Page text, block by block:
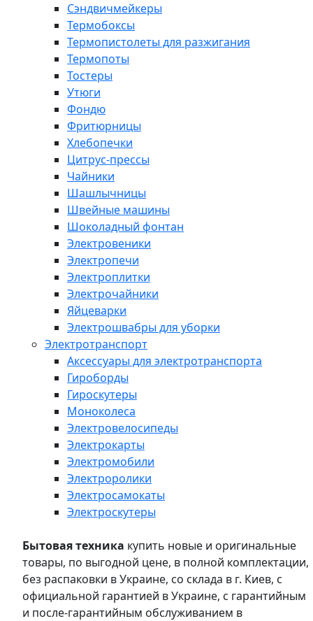
Сэндвичмейкеры
Термобоксы
Термопистолеты для разжигания
Термопоты
Тостеры
Утюги
Фондю
Фритюрницы
Хлебопечки
Цитрус-прессы
Чайники
Шашлычницы
Швейные машины
Шоколадный фонтан
Электровеники
Электропечи
Электроплитки
Электрочайники
Яйцеварки
Электрошвабры для уборки
Электротранспорт
Аксессуары для электротранспорта
Гироборды
Гироскутеры
Моноколеса
Электровелосипеды
Электрокарты
Электромобили
Электроролики
Электросамокаты
Электроскутеры
Бытовая техника купить новые и оригинальные
товары, по выгодной цене, в полной комплектации,
без распаковки в Украине, со склада в г. Киев, с
официальной гарантией в Украине, с гарантийным
и после-гарантийным обслуживанием в